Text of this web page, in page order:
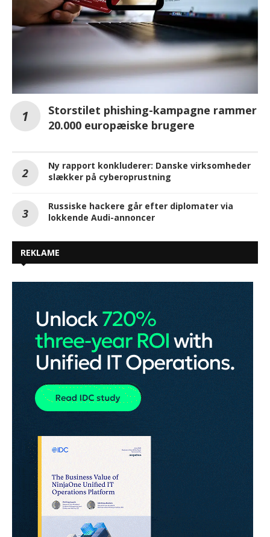
Storstilet phishing-kampagne rammer
20.000 europæiske brugere
Ny rapport konkluderer: Danske virksomheder
slækker på cyberoprustning
Russiske hackere går efter diplomater via
lokkende Audi-annoncer
REKLAME